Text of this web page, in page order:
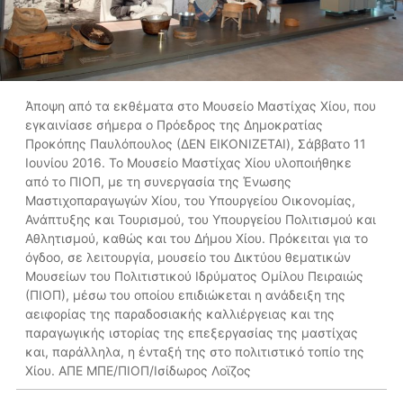
Άποψη από τα εκθέματα στο Μουσείο Μαστίχας Χίου, που
εγκαινίασε σήμερα ο Πρόεδρος της Δημοκρατίας
Προκόπης Παυλόπουλος (ΔΕΝ ΕΙΚΟΝΙΖΕΤΑΙ), Σάββατο 11
Ιουνίου 2016. Το Μουσείο Μαστίχας Χίου υλοποιήθηκε
από το ΠΙΟΠ, με τη συνεργασία της Ένωσης
Μαστιχοπαραγωγών Χίου, του Υπουργείου Οικονομίας,
Ανάπτυξης και Τουρισμού, του Υπουργείου Πολιτισμού και
Αθλητισμού, καθώς και του Δήμου Χίου. Πρόκειται για το
όγδοο, σε λειτουργία, μουσείο του Δικτύου θεματικών
Μουσείων του Πολιτιστικού Ιδρύματος Ομίλου Πειραιώς
(ΠΙΟΠ), μέσω του οποίου επιδιώκεται η ανάδειξη της
αειφορίας της παραδοσιακής καλλιέργειας και της
παραγωγικής ιστορίας της επεξεργασίας της μαστίχας
και, παράλληλα, η ένταξή της στο πολιτιστικό τοπίο της
Χίου. ΑΠΕ ΜΠΕ/ΠΙΟΠ/Ισίδωρος Λοϊζος